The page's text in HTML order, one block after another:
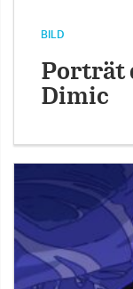
BILD
Porträt
Dimic